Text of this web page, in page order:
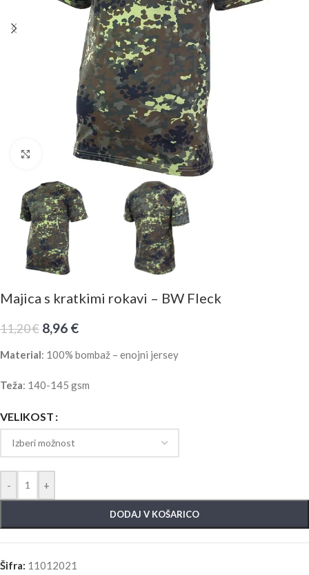
Click to enlarge
Majica s kratkimi rokavi – BW Fleck
11,20€ 8,96 €
Material: 100% bombaž – enojni jersey
Teža: 140-145 gsm
VELIKOST
- +
DODAJ V KOŠARICO
Šifra: 11012021